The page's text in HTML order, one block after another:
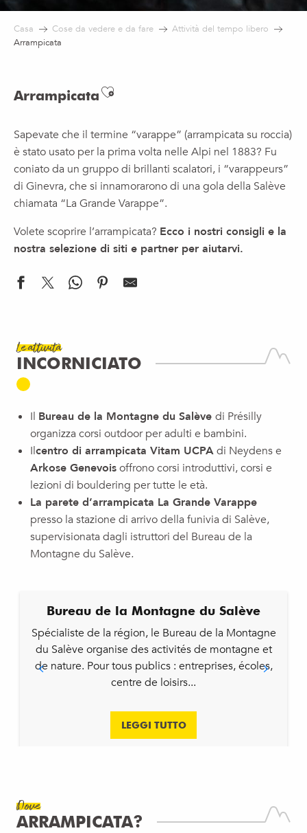
Casa Cose da vedere e da fare
Attività del tempo libero
Arrampicata
ArrampicataAjouter aux favoris
Sapevate che il termine “varappe” (arrampicata su roccia)
è stato usato per la prima volta nelle Alpi nel 1883? Fu
coniato da un gruppo di brillanti scalatori, i “varappeurs”
di Ginevra, che si innamorarono di una gola della Salève
chiamata “La Grande Varappe”.
Volete scoprire l’arrampicata? Ecco i nostri consigli e la
nostra selezione di siti e partner per aiutarvi.
Le attività
INCORNICIATO
Il Bureau de la Montagne du Salève di Présilly
organizza corsi outdoor per adulti e bambini.
Ilcentro di arrampicata Vitam UCPAdi Neydens e
Arkose Genevoisoffrono corsi introduttivi, corsi e
lezioni di bouldering per tutte le età.
La parete d’arrampicata La Grande Varappe
presso la stazione di arrivo della funivia di Salève,
supervisionata dagli istruttori del Bureau de la
Montagne du Salève.
Bureau de la Montagne du Salève
Spécialiste de la région, le Bureau de la Montagne
du Salève organise des activités de montagne et
de nature. Pour tous publics : entreprises, écoles,
centre de loisirs...
LEGGI TUTTO
Dove
ARRAMPICATA?